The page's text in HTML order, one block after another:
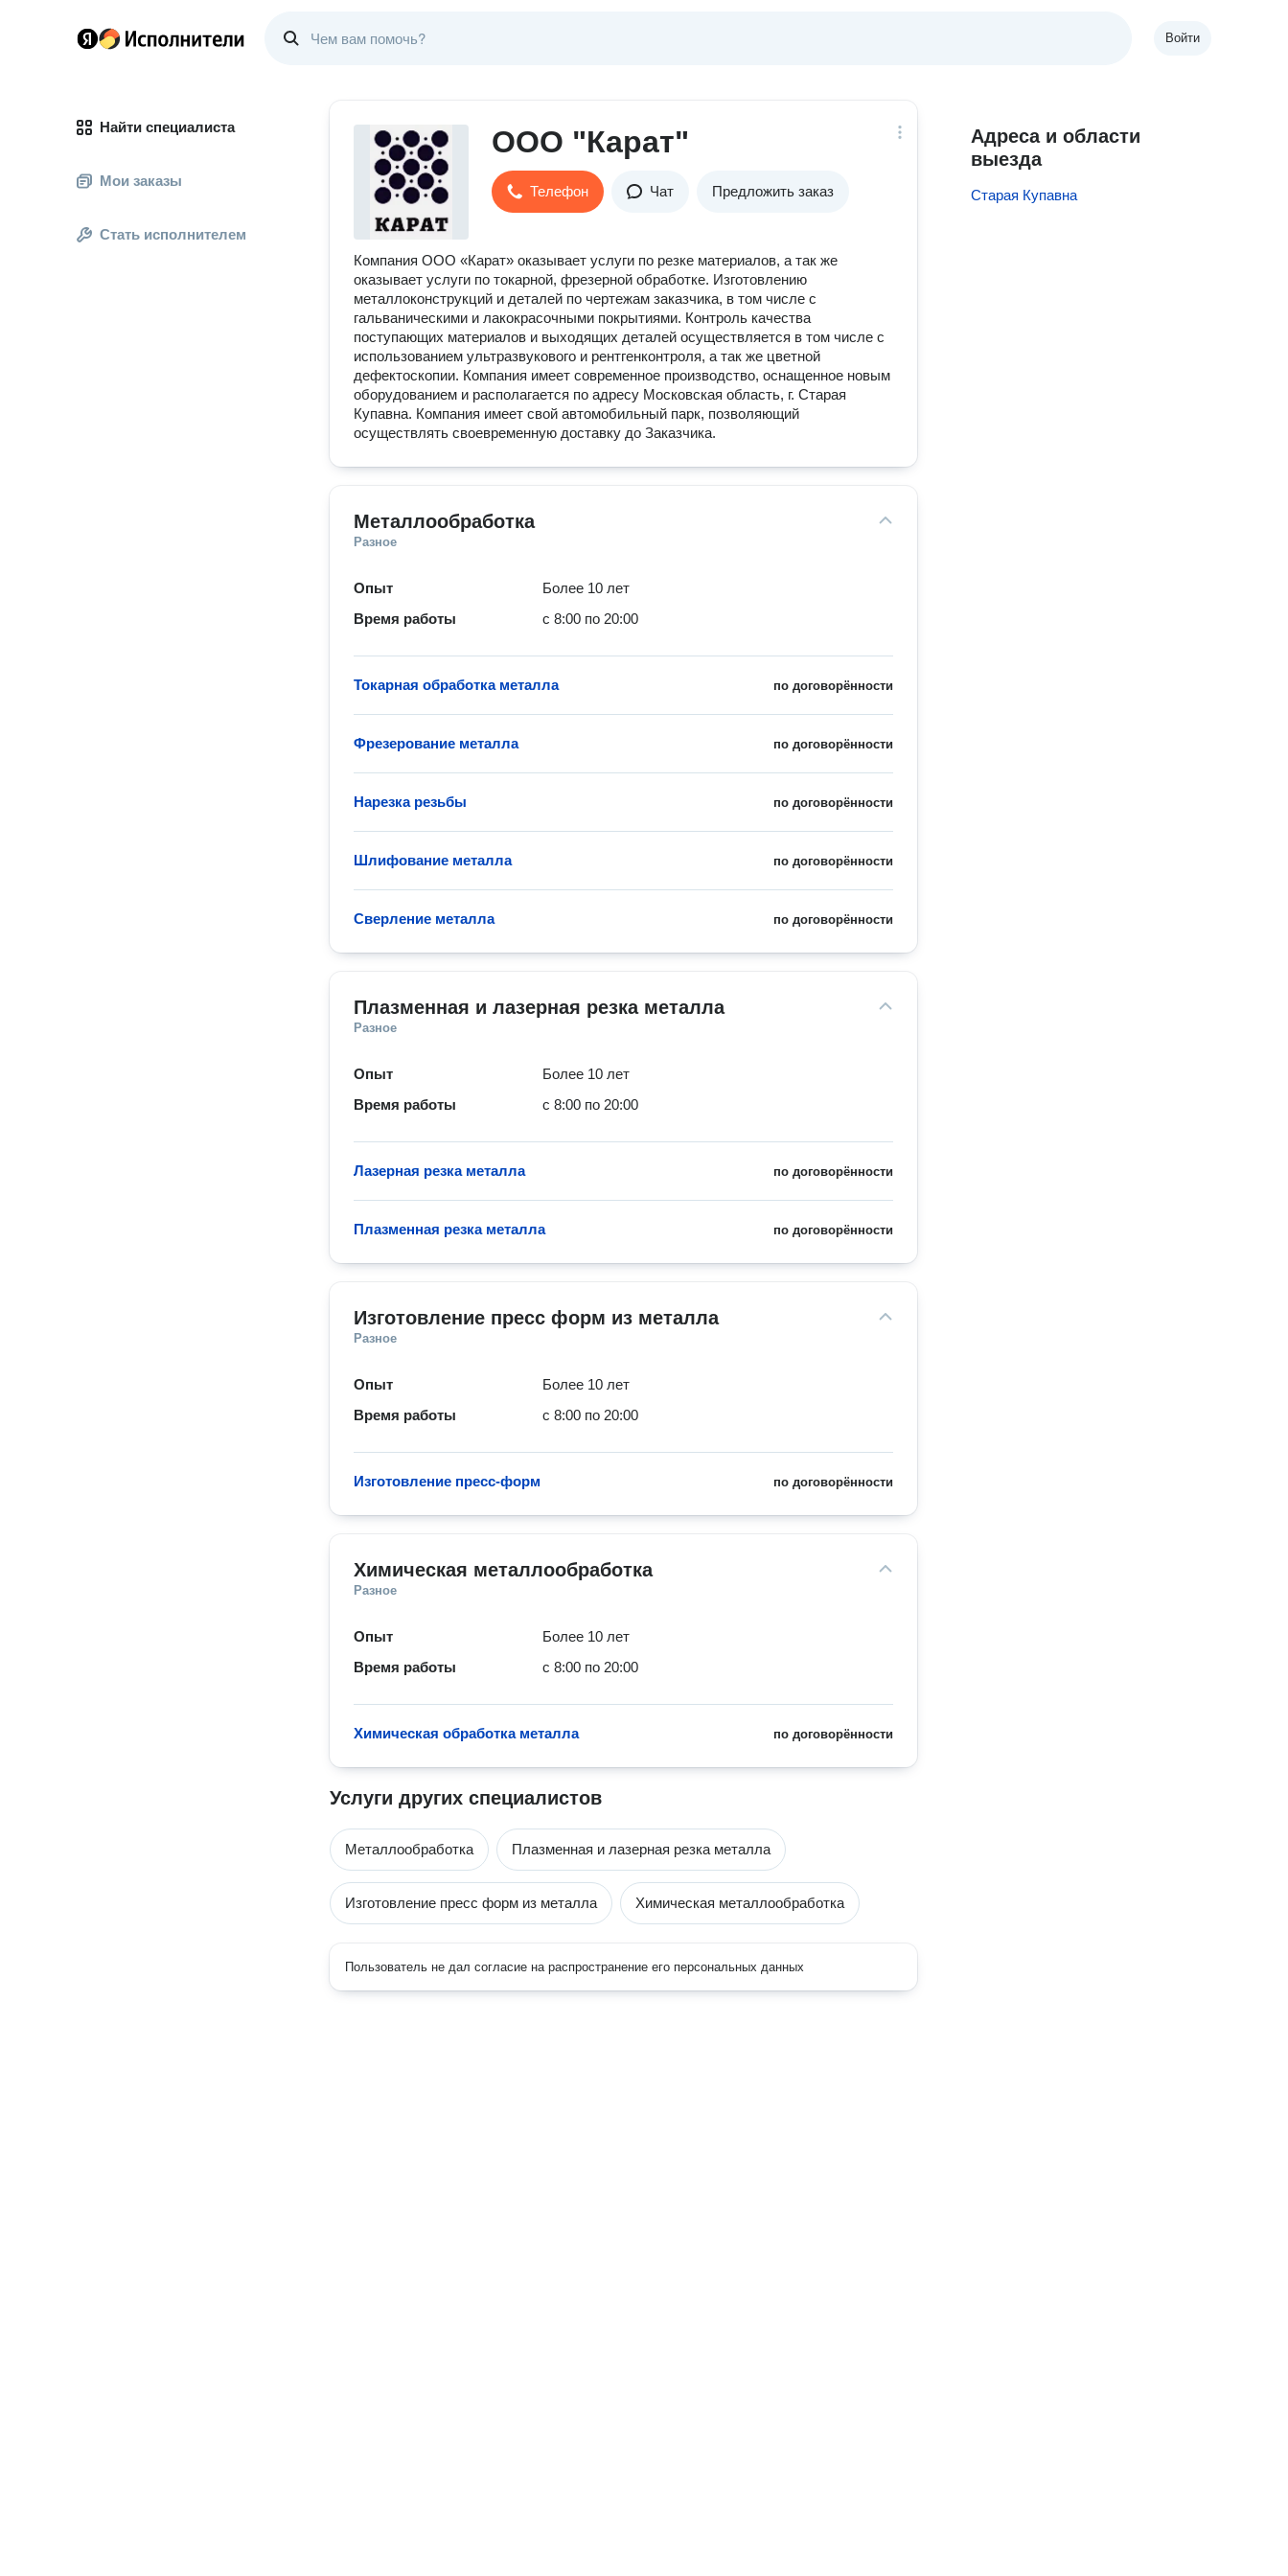
Войти
Найти специалиста
Мои заказы
Стать исполнителем
ООО "Карат"
Телефон Чат Предложить заказ
Компания ООО «Карат» оказывает услуги по резке материалов, а так же
оказывает услуги по токарной, фрезерной обработке. Изготовлению
металлоконструкций и деталей по чертежам заказчика, в том числе с
гальваническими и лакокрасочными покрытиями. Контроль качества
поступающих материалов и выходящих деталей осуществляется в том числе с
использованием ультразвукового и рентгенконтроля, а так же цветной
дефектоскопии. Компания имеет современное производство, оснащенное новым
оборудованием и располагается по адресу Московская область, г. Старая
Купавна. Компания имеет свой автомобильный парк, позволяющий
осуществлять своевременную доставку до Заказчика.
Металлообработка
Разное
Опыт
Более 10 лет
Время работы
с 8:00 по 20:00
по договорённости
Токарная обработка металла
по договорённости
Фрезерование металла
по договорённости
Нарезка резьбы
по договорённости
Шлифование металла
по договорённости
Сверление металла
Плазменная и лазерная резка металла
Разное
Опыт
Более 10 лет
Время работы
с 8:00 по 20:00
по договорённости
Лазерная резка металла
по договорённости
Плазменная резка металла
Изготовление пресс форм из металла
Разное
Опыт
Более 10 лет
Время работы
с 8:00 по 20:00
по договорённости
Изготовление пресс-форм
Химическая металлообработка
Разное
Опыт
Более 10 лет
Время работы
с 8:00 по 20:00
по договорённости
Химическая обработка металла
Услуги других специалистов
Металлообработка Плазменная и лазерная резка металла
Изготовление пресс форм из металла Химическая металлообработка
Пользователь не дал согласие на распространение его персональных данных
Адреса и области
выезда
Старая Купавна